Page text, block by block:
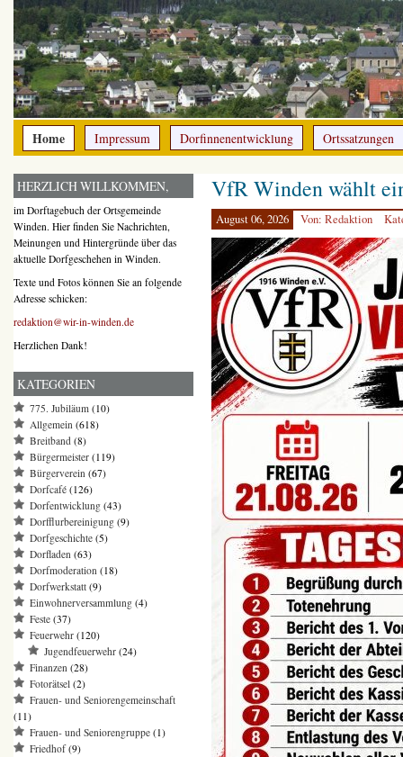
Home Impressum Dorfinnenentwicklung Ortssatzungen
VfR Winden wählt
August 06, 2026 Von: Redaktion
HERZLICH WILLKOMMEN,
im Dorftagebuch der Ortsgemeinde
Winden. Hier finden Sie Nachrichten,
Meinungen und Hintergründe über das
aktuelle Dorfgeschehen in Winden.
Texte und Fotos können Sie an folgende
Adresse schicken:
redaktion@wir-in-winden.de
Herzlichen Dank!
KATEGORIEN
775. Jubiläum (10)
Allgemein (618)
Breitband (8)
Bürgermeister (119)
Bürgerverein (67)
Dorfcafé (126)
Dorfentwicklung (43)
Dorfflurbereinigung (9)
Dorfgeschichte (5)
Dorfladen (63)
Dorfmoderation (18)
Dorfwerkstatt (9)
Einwohnerversammlung (4)
Feste (37)
Feuerwehr (120)
Jugendfeuerwehr (24)
Finanzen (28)
Fotorätsel (2)
Frauen- und Seniorengemeinschaft
(11)
Frauen- und Seniorengruppe (1)
Friedhof(9)